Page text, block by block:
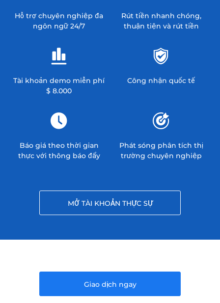
Hỗ trợ chuyên nghiệp đa
ngôn ngữ 24/7
Rút tiền nhanh chóng,
thuận tiện và rút tiền
Tài khoản demo miễn phí
$ 8.000
Công nhận quốc tế
Báo giá theo thời gian
thực với thông báo đẩy
Phát sóng phân tích thị
trường chuyên nghiệp
MỞ TÀI KHOẢN THỰC SỰ
Giao dịch ngay